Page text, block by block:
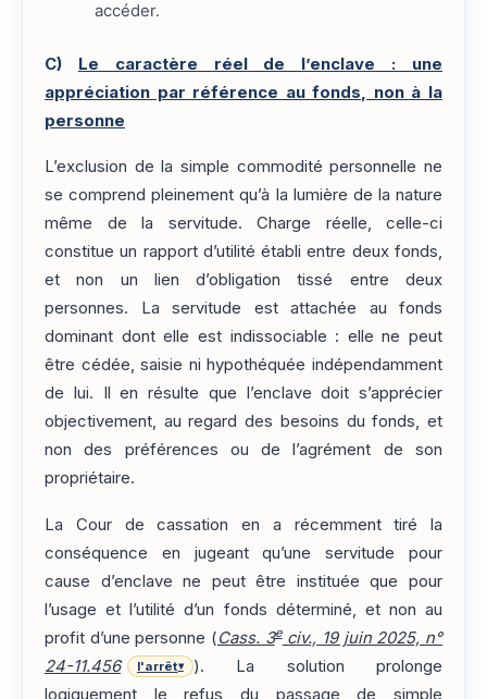
accéder.
C) Le caractère réel de l’enclave : une
appréciation par référence au fonds, non à la
personne
L’exclusion de la simple commodité personnelle ne
se comprend pleinement qu’à la lumière de la nature
même de la servitude. Charge réelle, celle-ci
constitue un rapport d’utilité établi entre deux fonds,
et non un lien d’obligation tissé entre deux
personnes. La servitude est attachée au fonds
dominant dont elle est indissociable : elle ne peut
être cédée, saisie ni hypothéquée indépendamment
de lui. Il en résulte que l’enclave doit s’apprécier
objectivement, au regard des besoins du fonds, et
non des préférences ou de l’agrément de son
propriétaire.
La Cour de cassation en a récemment tiré la
conséquence en jugeant qu’une servitude pour
cause d’enclave ne peut être instituée que pour
l’usage et l’utilité d’un fonds déterminé, et non au
profit d’une personne (Cass. 3eciv., 19 juin 2025, n°
24-11.456
l'arrêt▾
). La solution prolonge
logiquement le refus du passage de simple